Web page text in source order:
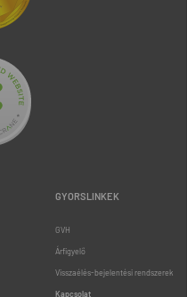
GYORSLINKEK
GVH
Árfigyelő
Visszaélés-bejelentési rendszerek
Kapcsolat